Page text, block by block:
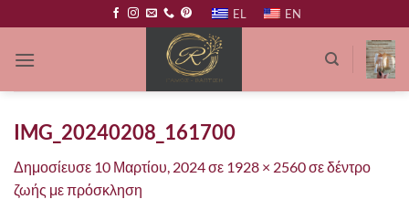
στο
περιεχόμενο
EL EN
IMG_20240208_161700
Δημοσίευσε 10 Μαρτίου, 2024σε 1928 × 2560σεδέντρο
ζωής με πρόσκληση